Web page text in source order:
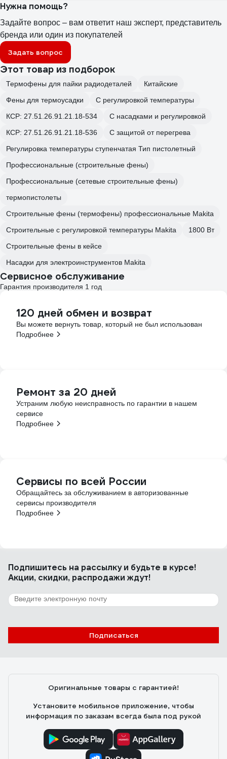
Нужна помощь?
Задайте вопрос – вам ответит наш эксперт, представитель
бренда или один из покупателей
Задать вопрос
Этот товар из подборок
Термофены для пайки радиодеталей
Китайские
Фены для термоусадки
С регулировкой температуры
КСР: 27.51.26.91.21.18-534
С насадками и регулировкой
КСР: 27.51.26.91.21.18-536
С защитой от перегрева
Регулировка температуры ступенчатая Тип пистолетный
Профессиональные (строительные фены)
Профессиональные (сетевые строительные фены)
термопистолеты
Строительные фены (термофены) профессиональные Makita
Строительные с регулировкой температуры Makita
1800 Вт
Строительные фены в кейсе
Насадки для электроинструментов Makita
Сервисное обслуживание
Гарантия производителя 1 год
120 дней обмен и возврат
Вы можете вернуть товар, который не был использован
Подробнее
Ремонт за 20 дней
Устраним любую неисправность по гарантии в нашем
сервисе
Подробнее
Сервисы по всей России
Обращайтесь за обслуживанием в авторизованные
сервисы производителя
Подробнее
Подпишитесь на рассылкуи будьте в курсе!
Акции, скидки, распродажи ждут!
Подписаться
Оригинальные товары с гарантией!
Установите мобильное приложение, чтобы
информация по заказам всегда была под рукой